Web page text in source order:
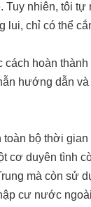
nhiên, tôi
lui, chỉ có thể
hoàn
hướng dẫn
bộ thời
cơ duyên
mà còn sử
cư nước